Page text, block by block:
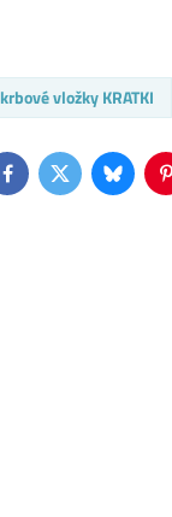
krbové vložky KRATKI
FacebookTwitterBluesky